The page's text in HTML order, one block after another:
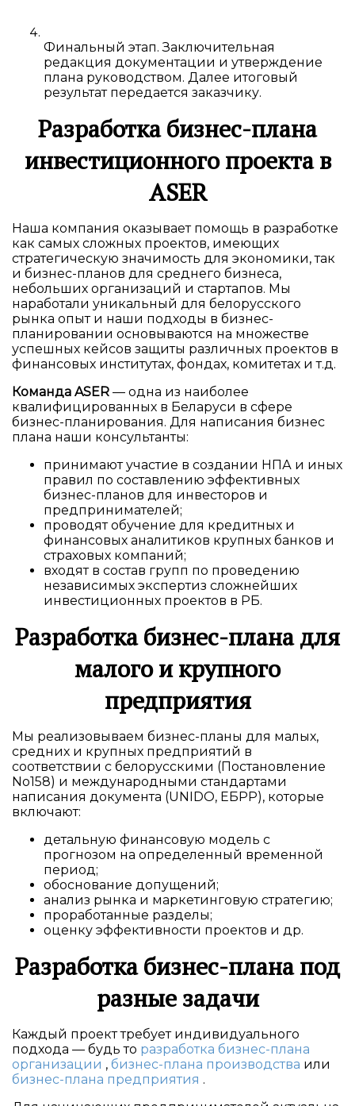
Финальный этап. Заключительная
редакция документации и утверждение
плана руководством. Далее итоговый
результат передается заказчику.
Разработка бизнес-плана
инвестиционного проекта в
ASER
Наша компания оказывает помощь в разработке
как самых сложных проектов, имеющих
стратегическую значимость для экономики, так
и бизнес-планов для среднего бизнеса,
небольших организаций и стартапов. Мы
наработали уникальный для белорусского
рынка опыт и наши подходы в бизнес-
планировании основываются на множестве
успешных кейсов защиты различных проектов в
финансовых институтах, фондах, комитетах и т.д.
Команда ASER — одна из наиболее
квалифицированных в Беларуси в сфере
бизнес-планирования. Для написания бизнес
плана наши консультанты:
принимают участие в создании НПА и иных
правил по составлению эффективных
бизнес-планов для инвесторов и
предпринимателей;
проводят обучение для кредитных и
финансовых аналитиков крупных банков и
страховых компаний;
входят в состав групп по проведению
независимых экспертиз сложнейших
инвестиционных проектов в РБ.
Разработка бизнес-плана для
малого и крупного
предприятия
Мы реализовываем бизнес-планы для малых,
средних и крупных предприятий в
соответствии с белорусскими (Постановление
No158) и международными стандартами
написания документа (UNIDO, ЕБРР), которые
включают:
детальную финансовую модель с
прогнозом на определенный временной
период;
обоснование допущений;
анализ рынка и маркетинговую стратегию;
проработанные разделы;
оценку эффективности проектов и др.
Разработка бизнес-плана под
разные задачи
Каждый проект требует индивидуального
подхода — будь то разработка бизнес-плана
организации , бизнес-плана производства или
бизнес-плана предприятия .